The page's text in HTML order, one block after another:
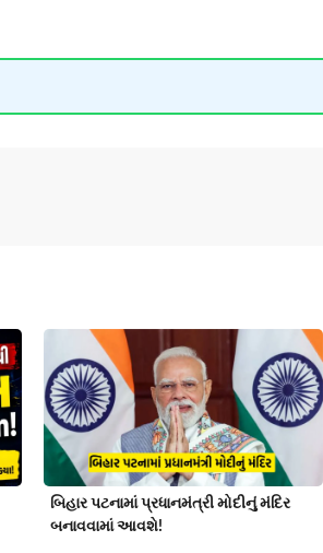
બિહાર પટનામાં પ્રધાનમંત્રી મોદીનું મંદિર
બનાવવામાં આવશે!